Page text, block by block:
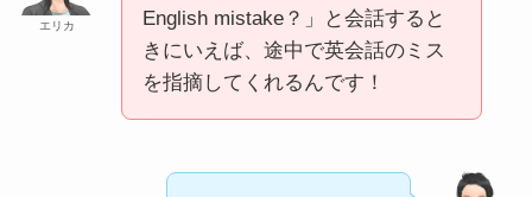
エリカ
English mistake？」と会話すると
きにいえば、途中で英会話のミス
を指摘してくれるんです！